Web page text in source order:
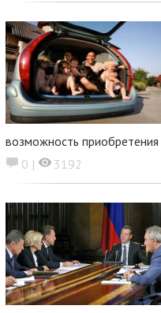
возможность
0 |
3192